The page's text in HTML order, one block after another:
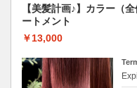
【美髪計画♪】カラー（
ートメント
￥13,000